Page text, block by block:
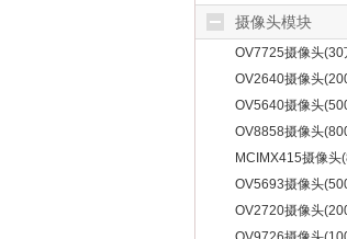
摄像头模块
OV7725摄像头(30
OV2640摄像头
素)
OV5640摄像头
素)
OV8858摄像头
素)
MCIMX415摄像头
像素)
OV5693摄像头
素)
OV2720摄像头